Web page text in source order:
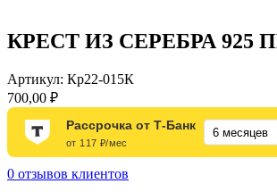
КРЕСТ ИЗ СЕРЕБРА 925
Артикул: Кр22-015К
700,00 ₽
Рассрочка от Т-Банк
от 117 ₽/мес
0 отзывов клиентов